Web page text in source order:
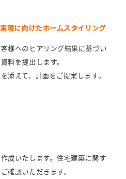
現に向けたホームスタイリング
様へのヒアリング結果に基づい
料を提出します。
添えて、計画をご提案します。
成いたします。住宅建築に関す
確認いただきます。